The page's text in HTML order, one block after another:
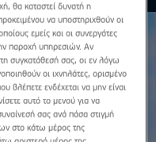
θα καταστεί δυνατή η
να υποστηριχθούν οι
εμείς και οι συνεργάτες
παροχή υπηρεσιών. Αν
συγκατάθεσή σας, οι εν λόγω
οι ιχνηλάτες, ορισμένο
βλέπετε ενδέχεται να μην είναι
αυτό το μενού για να
σας ανά πάσα στιγμή
στο κάτω μέρος της